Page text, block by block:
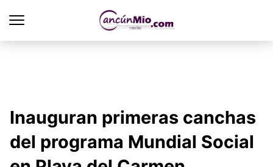
Inauguran primeras canchas
del programa Mundial Social